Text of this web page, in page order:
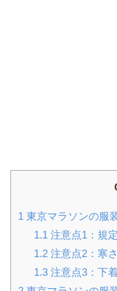
1 東京マラソンの服
1.1 注意点1：規
1.2注意点2：寒
1.3注意点3：下